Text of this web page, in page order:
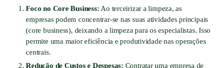
Foco no Core Business:Ao terceirizar a limpeza, as
empresas podem concentrar-se nas suas atividades principais
(core business), deixando a limpeza para os especialistas. Isso
permite uma maior eficiência e produtividade nas operações
centrais.
Redução de Custos e Despesas: Contratar uma empresa de